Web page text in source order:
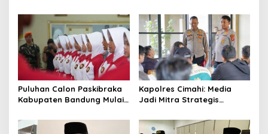
Alternatif di Padalarang
Pengurangan Belanja
Daerah
Puluhan Calon Paskibraka
Kabupaten Bandung Mulai
Kapolres Cimahi: Media
Jadi Mitra Strategis
Publik